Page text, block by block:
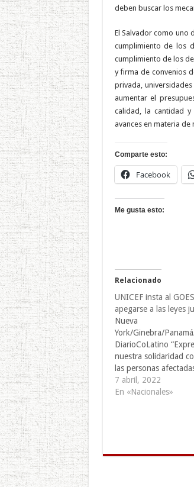
deben buscar los
El Salvador como uno
cumplimiento de los
cumplimiento de los
y firma de convenios
privada,
aumentar el
calidad, la cantidad
avances en materia
Comparte esto:
Facebook
Me gusta esto:
Relacionado
UNICEF insta al
apegarse a las leyes
Nueva
York/Ginebra/
DiarioCoLatino
nuestra solidaridad
las personas
aumento del número
incidentes violentos en
7 abril, 2022
En «Nacionales»